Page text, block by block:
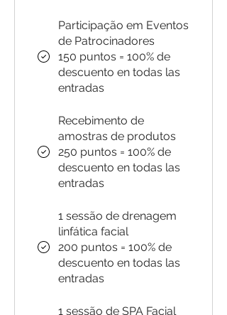
Participação em Eventos
de Patrocinadores
150 puntos = 100% de
descuento en todas las
entradas
Recebimento de
amostras de produtos
250 puntos = 100% de
descuento en todas las
entradas
1 sessão de drenagem
linfática facial
200 puntos = 100% de
descuento en todas las
entradas
1 sessão de SPA Facial